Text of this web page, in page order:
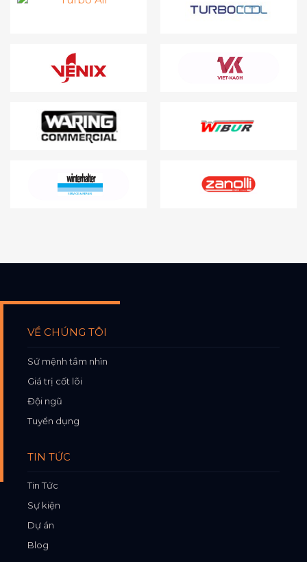
VỀ CHÚNG TÔI
Sứ mệnh tầm nhìn
Giá trị cốt lõi
Đội ngũ
Tuyển dụng
TIN TỨC
Tin Tức
Sự kiện
Dự án
Blog